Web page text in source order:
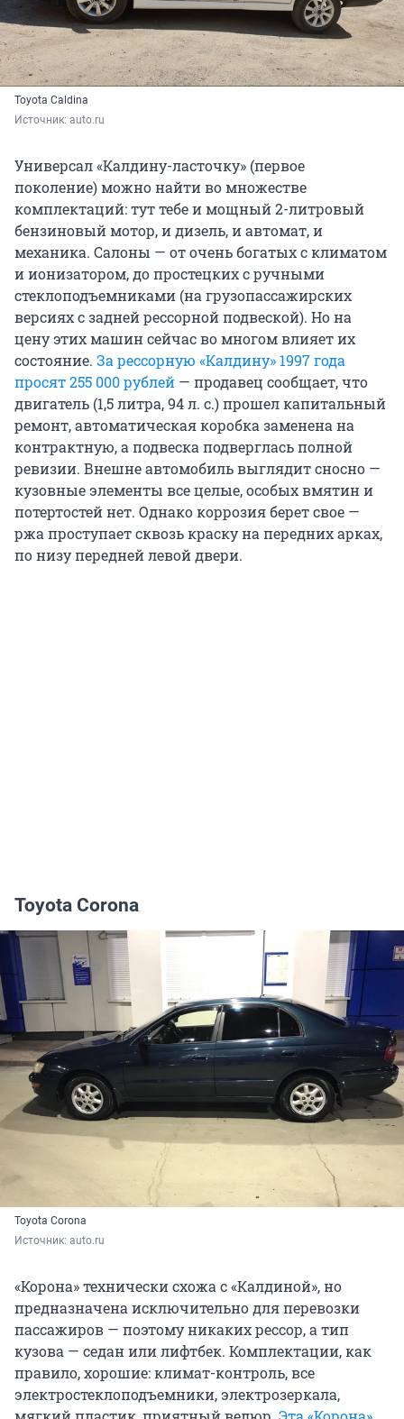
Toyota Caldina
Источник: auto.ru
Универсал «Калдину-ласточку» (первое
поколение) можно найти во множестве
комплектаций: тут тебе и мощный 2-литровый
бензиновый мотор, и дизель, и автомат, и
механика. Салоны — от очень богатых с климатом
и ионизатором, до простецких с ручными
стеклоподъемниками (на грузопассажирских
версиях с задней рессорной подвеской). Но на
цену этих машин сейчас во многом влияет их
состояние. За рессорную «Калдину» 1997 года
просят255 000рублей — продавец сообщает, что
двигатель (1,5 литра, 94 л. с.) прошел капитальный
ремонт, автоматическая коробка заменена на
контрактную, а подвеска подверглась полной
ревизии. Внешне автомобиль выглядит сносно —
кузовные элементы все целые, особых вмятин и
потертостей нет. Однако коррозия берет свое —
ржа проступает сквозь краску на передних арках,
по низу передней левой двери.
Toyota Corona
Toyota Corona
Источник: auto.ru
«Корона» технически схожа с «Калдиной», но
предназначена исключительно для перевозки
пассажиров — поэтому никаких рессор, а тип
кузова — седан или лифтбек. Комплектации, как
правило, хорошие: климат-контроль, все
электростеклоподъемники, электрозеркала,